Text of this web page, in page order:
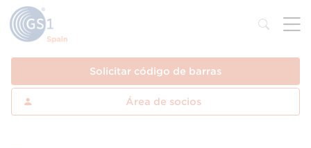
Solicitar código de barras
Área de socios